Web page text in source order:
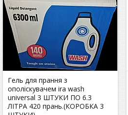
Гель для прання з
ополіскувачем ira wash
universal 3 ШТУКИ ПО 6.3
ЛІТРА 420 прань.(КОРОБКА 3